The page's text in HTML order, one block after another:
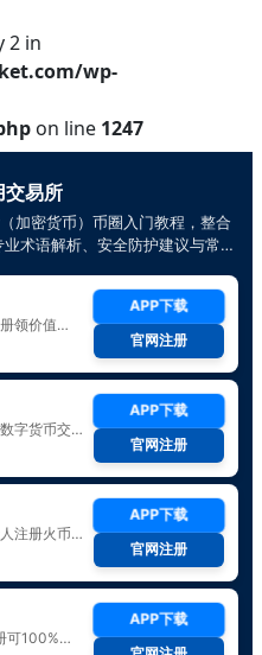
2 in
wp-
on line 1247